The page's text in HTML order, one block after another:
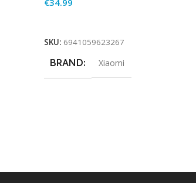
SKU: 6941059623267
BRAND Xiaomi